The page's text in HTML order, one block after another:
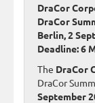
DraCor
DraCor
Berlin, 2
Deadline: 6
The DraCor
DraCor
September